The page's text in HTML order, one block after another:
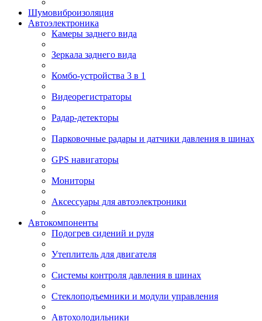
Шумовиброизоляция
Автоэлектроника
Камеры заднего вида
Зеркала заднего вида
Комбо-устройства 3 в 1
Видеорегистраторы
Радар-детекторы
Парковочные радары и датчики давления в шинах
GPS навигаторы
Мониторы
Аксессуары для автоэлектроники
Автокомпоненты
Подогрев сидений и руля
Утеплитель для двигателя
Системы контроля давления в шинах
Стеклоподъемники и модули управления
Автохолодильники